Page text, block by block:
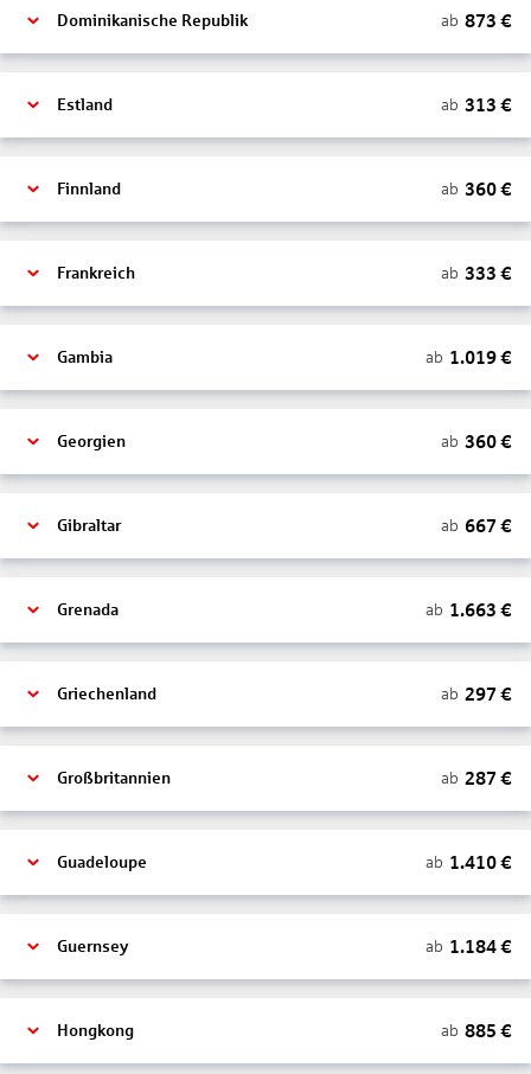
Dominikanische Republik ab 873 €
Estland ab 313 €
Finnland ab 360€
Frankreich ab 333 €
Gambia ab 1.019€
Georgien ab 360€
Gibraltar ab 667 €
Grenada ab 1.663 €
Griechenland ab 297 €
Großbritannien ab 287 €
Guadeloupe ab 1.410€
Guernsey ab 1.184€
Hongkong ab 885 €